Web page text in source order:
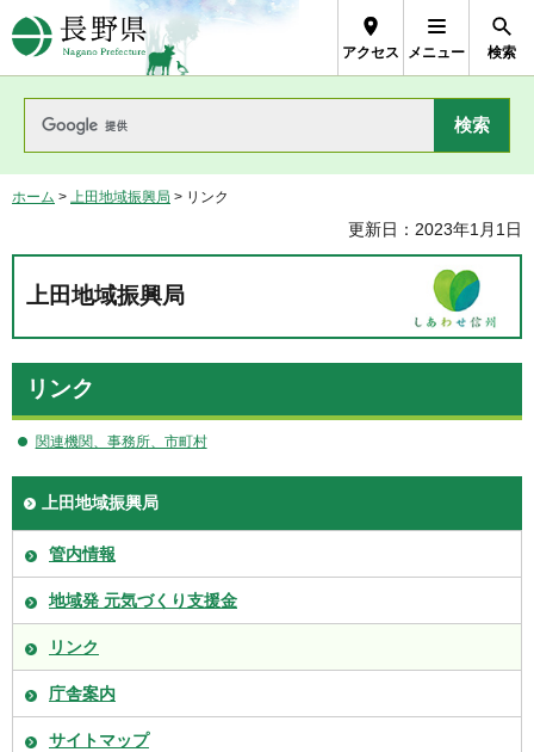
長野県Nagano Prefecture
アクセス メニュー 検索
ホーム > 上田地域振興局 > リンク
更新日：2023年1月1日
上田地域振興局
リンク
関連機関、事務所、市町村
上田地域振興局
管内情報
地域発 元気づくり支援金
リンク
庁舎案内
サイトマップ